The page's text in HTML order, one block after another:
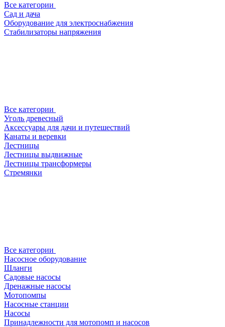
Все категории
Сад и дача
Оборудование для электроснабжения
Стабилизаторы напряжения
Все категории
Уголь древесный
Аксессуары для дачи и путешествий
Канаты и веревки
Лестницы
Лестницы выдвижные
Лестницы трансформеры
Стремянки
Все категории
Насосное оборудование
Шланги
Садовые насосы
Дренажные насосы
Мотопомпы
Насосные станции
Насосы
Принадлежности для мотопомп и насосов